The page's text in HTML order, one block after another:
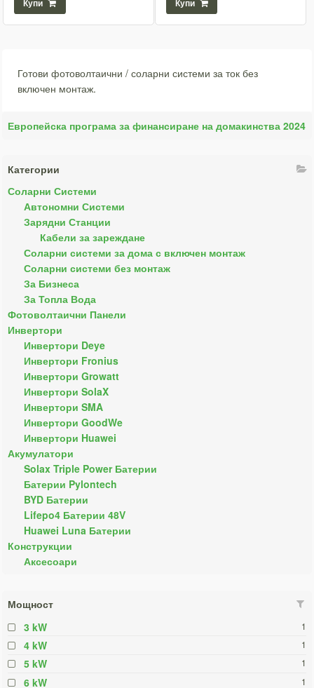
Купи Купи
Готови фотоволтаични / соларни системи за ток без
включен монтаж.
Европейска програма за финансиране на домакинства 2024
Категории
Соларни Системи
Автономни Системи
Зарядни Станции
Кабели за зареждане
Соларни системи за дома с включен монтаж
Соларни системи без монтаж
За Бизнеса
За Топла Вода
Фотоволтаични Панели
Инвертори
Инвертори Deye
Инвертори Fronius
Инвертори Growatt
Инвертори SolaX
Инвертори SMA
Инвертори GoodWe
Инвертори Huawei
Акумулатори
Solax Triple Power Батерии
Батерии Pylontech
BYD Батерии
Lifepo4 Батерии 48V
Huawei Luna Батерии
Конструкции
Аксесоари
Мощност
3 kW
1
4 kW 1
5 kW 1
6 kW 1